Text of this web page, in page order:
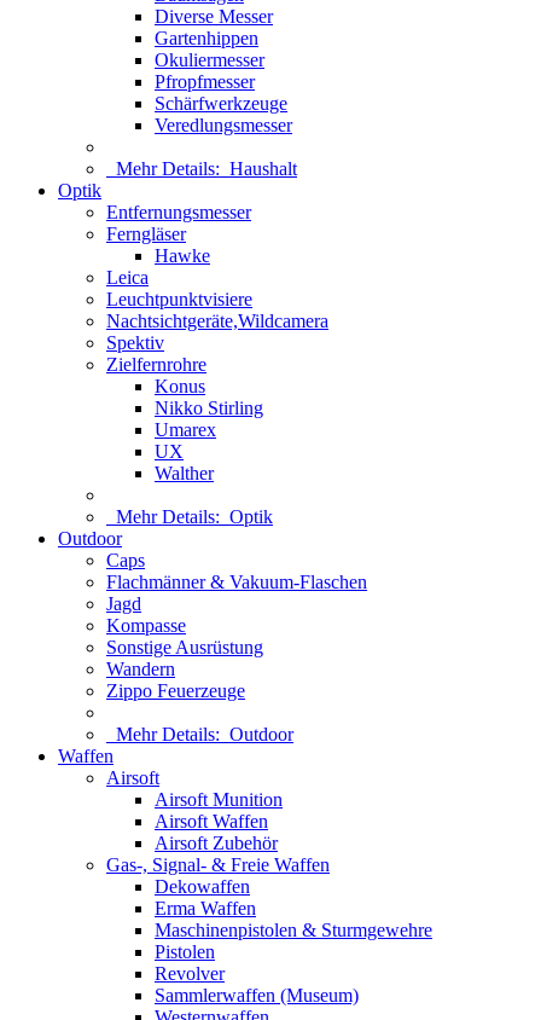
Diverse Messer
Gartenhippen
Okuliermesser
Pfropfmesser
Schärfwerkzeuge
Veredlungsmesser
Mehr Details: Haushalt
Optik
Entfernungsmesser
Ferngläser
Hawke
Leica
Leuchtpunktvisiere
Nachtsichtgeräte,Wildcamera
Spektiv
Zielfernrohre
Konus
Nikko Stirling
Umarex
UX
Walther
Mehr Details: Optik
Outdoor
Caps
Flachmänner & Vakuum-Flaschen
Jagd
Kompasse
Sonstige Ausrüstung
Wandern
Zippo Feuerzeuge
Mehr Details: Outdoor
Waffen
Airsoft
Airsoft Munition
Airsoft Waffen
Airsoft Zubehör
Gas-, Signal- & Freie Waffen
Dekowaffen
Erma Waffen
Maschinenpistolen & Sturmgewehre
Pistolen
Revolver
Sammlerwaffen (Museum)